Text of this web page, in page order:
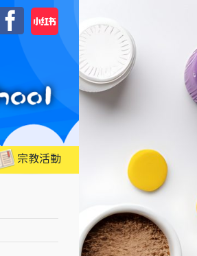
Facebook
自
訂
宗教活動